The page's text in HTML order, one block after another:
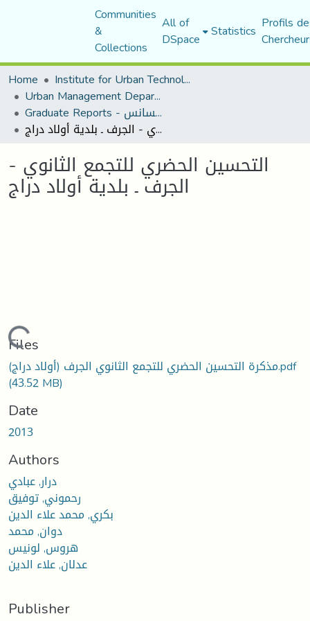
Communities
&
Collections
All of
DSpace Statistics Profils
Home
Institute for Urban Technology Management
Urban Management Department
Graduate Reports - تقارير الليسانس
التحسين الحضري للتجمع الثانوي - الجرف ـ بلدية أولاد دراج
التحسين الحضري للتجمع الثانوي -
الجرف ـ بلدية أولاد دراج
Loading...
Files
مذكرة التحسين الحضري للتجمع الثانوي الجرف (أولاد دراج).pdf
(43.52 MB)
Date
2013
Authors
درار, عبادي
رحموني, توفيق
بكري, محمد علاء الدين
دوان, محمد
هروس, لونيس
عدلان, علاء الدين
Publisher